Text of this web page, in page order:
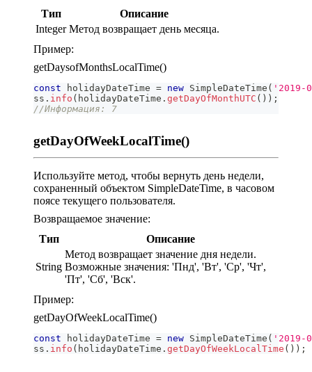
Тип
Описание
Integer Метод возвращает день месяца.
Пример:
getDaysofMonthsLocalTime()
const holidayDateTime = new SimpleDateTime ( '2019-
ss . info ( holidayDateTime . getDayOfMonthUTC ( ) ) ;
//Информация: 7
getDayOfWeekLocalTime()
Используйте метод, чтобы вернуть день недели,
сохраненный объектом SimpleDateTime, в часовом
поясе текущего пользователя.
Возвращаемое значение:
Тип
Описание
String
Метод возвращает значение дня недели.
Возможные значения: 'Пнд', 'Вт', 'Ср', 'Чт',
'Пт', 'Сб', 'Вск'.
Пример:
getDayOfWeekLocalTime()
const holidayDateTime = new SimpleDateTime ( '2019-
ss . info ( holidayDateTime . getDayOfWeekLocalTime ( ) ) ;